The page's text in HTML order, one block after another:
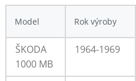
Model Rok výroby
ŠKODA
1000 MB
1964-1969